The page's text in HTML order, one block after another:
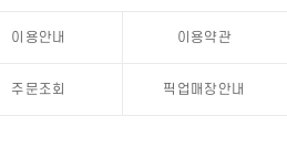
이용안내 이용약관
주문조회 픽업매장안내